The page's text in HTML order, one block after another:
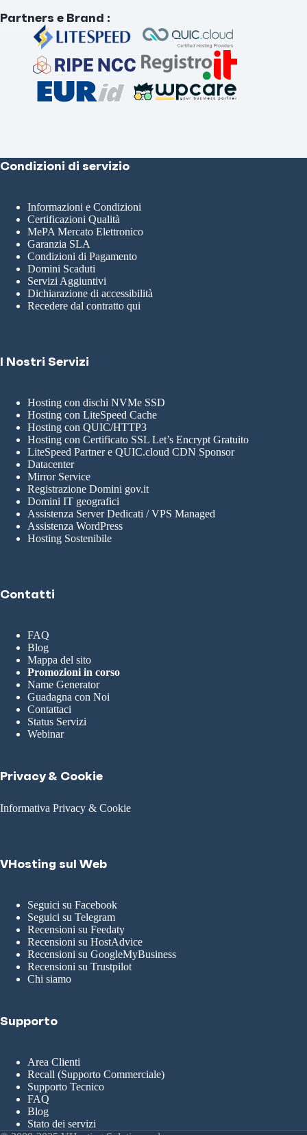
Partners e Brand :
Condizioni di servizio
Informazioni e Condizioni
Certificazioni Qualità
MePA Mercato Elettronico
Garanzia SLA
Condizioni di Pagamento
Domini Scaduti
Servizi Aggiuntivi
Dichiarazione di accessibilità
Recedere dal contratto qui
I Nostri Servizi
Hosting con dischi NVMe SSD
Hosting con LiteSpeed Cache
Hosting con QUIC/HTTP3
Hosting con Certificato SSL Let’s Encrypt Gratuito
LiteSpeed Partner e QUIC.cloud CDN Sponsor
Datacenter
Mirror Service
Registrazione Domini gov.it
Domini IT geografici
Assistenza Server Dedicati / VPS Managed
Assistenza WordPress
Hosting Sostenibile
Contatti
FAQ
Blog
Mappa del sito
Promozioni in corso
Name Generator
Guadagna con Noi
Contattaci
Status Servizi
Webinar
Privacy & Cookie
Informativa Privacy & Cookie
VHosting sul Web
Seguici su Facebook
Seguici su Telegram
Recensioni su Feedaty
Recensioni su HostAdvice
Recensioni su GoogleMyBusiness
Recensioni su Trustpilot
Chi siamo
Supporto
Area Clienti
Recall (Supporto Commerciale)
Supporto Tecnico
FAQ
Blog
Stato dei servizi